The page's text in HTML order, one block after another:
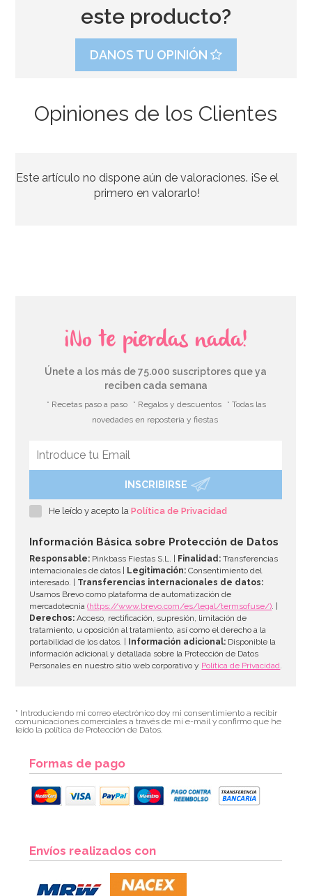
7,95€
Globo Feliz Cumpleaños Camuflaje Militar
AÑADIR
este producto?
DANOS TU OPINIÓN
Opiniones de los Clientes
Este artículo no dispone aún de valoraciones. ¡Se el
primero en valorarlo!
¡No te pierdas nada!
Únete a los más de 75.000 suscriptores que ya
reciben cada semana
* Recetas paso a paso * Regalos y descuentos
* Todas las
novedades en repostería y fiestas
INSCRIBIRSE
He leído y acepto laPolítica de Privacidad
Información Básica sobre Protección de Datos
Responsable: Pinkbass Fiestas S.L. | Finalidad: Transferencias
internacionales de datos |
Legitimación: Consentimiento del
interesado. | Transferencias internacionales de datos:
Usamos Brevo como plataforma de automatización de
mercadotecnia(https://www.brevo.com/es/legal/termsofuse/). |
Derechos: Acceso, rectificación, supresión, limitación de
tratamiento, u oposición al tratamiento, así como el derecho a la
portabilidad de los datos. |
Información adicional: Disponible la
información adicional y detallada sobre la Protección de Datos
Personales en nuestro sitio web corporativo y Política de Privacidad.
* Introduciendo mi correo electrónico doy mi consentimiento a recibir
comunicaciones comerciales a través de mi e-mail y confirmo que he
leído la política de Protección de Datos.
Formas de pago
Envíos realizados con